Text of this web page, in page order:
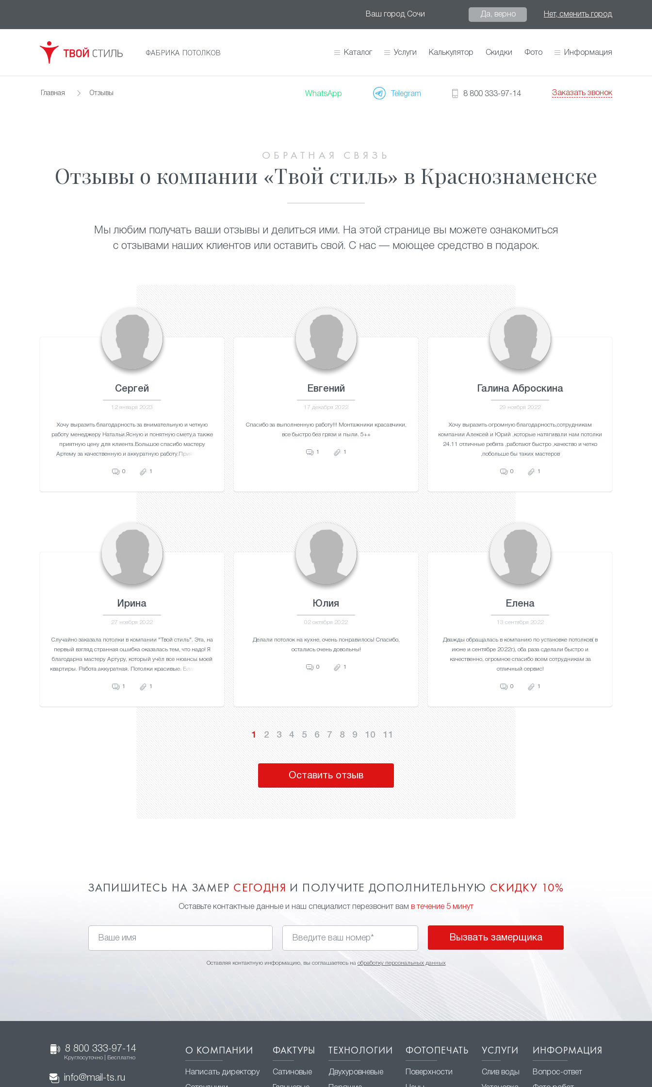
Ваш город Сочи Да, верно Нет, сменить город
ФАБРИКА ПОТОЛКОВ Каталог Услуги Калькулятор Скидки Фото Информация
Главная Отзывы WhatsApp Telegram 8 800 333-97-14 Заказать звонок
ОБРАТНАЯ СВЯЗЬ
Отзывы о компании «Твой стиль» в Краснознаменске
Мы любим получать ваши отзывы и делиться ими. На этой странице вы можете ознакомиться
с отзывами наших клиентов или оставить свой. С нас — моющее средство в подарок.
Сергей
12 января 2023
Хочу выразить благодарность за внимательную и четкую
работу менеджеру Натальи.Ясную и понятную смету,а также
приятную цену для клиента.Большое спасибо мастеру
Артему за качественную и аккуратную работу.Приятно за
квартира и лоджия с красивыми потолками выглядит
0 1
Евгений
17 декабря 2022
Спасибо за выполненную работу!!! Монтажники красавчики,
все быстро без грязи и пыли. 5++
1 1
Галина Аброскина
29 ноября 2022
Хочу выразить огромную благодарность,сотрудникам
компании Алексей и Юрий ,которые натягивали нам потолки
24.11 отличные ребята ,работают быстро ,качество и четко
,побольше бы таких мастеров
0 1
Ирина
27 ноября 2022
Случайно заказала потолки в компании "Твой стиль". Эта, на
первый взгляд странная ошибка оказалась тем, что надо! Я
благодарна мастеру Артуру, который учёл все нюансы моей
квартиры. Работа аккуратная. Потолки красивые. Благодарю!
1 1
Юлия
02 октября 2022
Делали потолок на кухне, очень понравилось! Спасибо,
остались очень довольны!
0 1
Елена
13 сентября 2022
Дважды обращалась в компанию по установке потолков( в
июне и сентябре 2022г.), оба раза сделали быстро и
качественно, огромное спасибо всем сотрудникам за
отличный сервис!
0 1
1 2 3 4 5 6 7 8 9 10 11
Оставить отзыв
ЗАПИШИТЕСЬ НА ЗАМЕР СЕГОДНЯ И ПОЛУЧИТЕ ДОПОЛНИТЕЛЬНУЮ СКИДКУ 10%
Оставьте контактные данные и наш специалист перезвонит вам в течение 5 минут
Вызвать замерщика
Оставляя контактную информацию, вы соглашаетесь на обработку персональных данных
8 800 333-97-14
Круглосуточно | Бесплатно
info@mail-ts.ru
О КОМПАНИИ
Написать директору
ФАКТУРЫ
Сатиновые
ТЕХНОЛОГИИ
Двухуровневые
ФОТОПЕЧАТЬ
Поверхности
УСЛУГИ
Слив воды
ИНФОРМАЦИЯ
Вопрос-ответ